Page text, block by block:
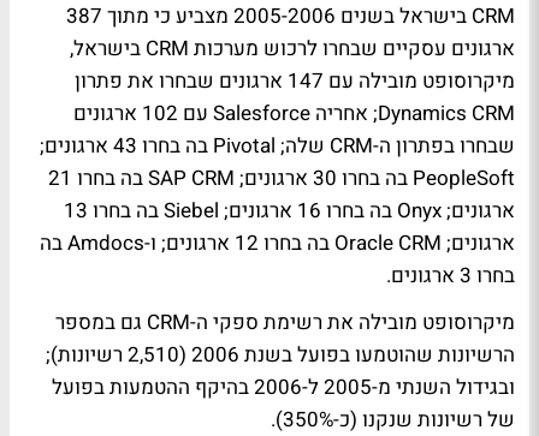
CRM בישראל בשנים 2005-2006 מצביע כי מתוך 387
ארגונים עסקיים שבחרו לרכוש מערכות CRM בישראל,
מיקרוסופט מובילה עם 147 ארגונים שבחרו את פתרון
Dynamics CRM; אחריה Salesforce עם 102 ארגונים
שבחרו בפתרון ה-CRM שלה; Pivotal בה בחרו 43 ארגונים;
PeopleSoft בה בחרו 30 ארגונים; SAP CRM בה בחרו 21
ארגונים; Onyx בה בחרו 16 ארגונים; Siebel בה בחרו 13
ארגונים; Oracle CRM בה בחרו 12 ארגונים; ו-Amdocs בה
בחרו 3 ארגונים.
מיקרוסופט מובילה את רשימת ספקי ה-CRM גם במספר
הרשיונות שהוטמעו בפועל בשנת 2006 (2,510 רשיונות);
ובגידול השנתי מ-2005 ל-2006 בהיקף ההטמעות בפועל
של רשיונות שנקנו (כ-350%).